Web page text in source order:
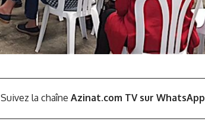
Suivez la chaîne Azinat.com TV sur WhatsApp